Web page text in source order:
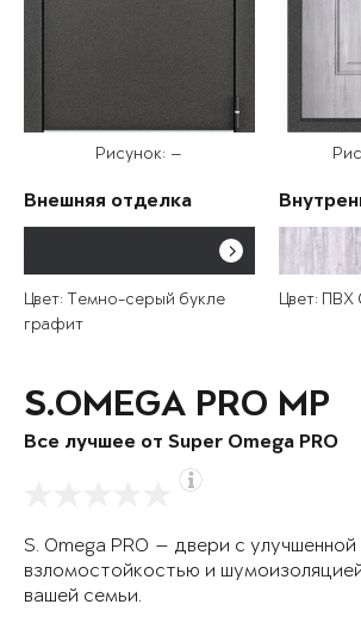
Рисунок: —
Внешняя отделка
Цвет: Темно-серый букле
графит
Цвет: ПВХ
S.OMEGA PRO MP
Все лучшее от Super Omega PRO
S. Omega PRO — двери с улучшенной
взломостойкостью и
вашей семьи.